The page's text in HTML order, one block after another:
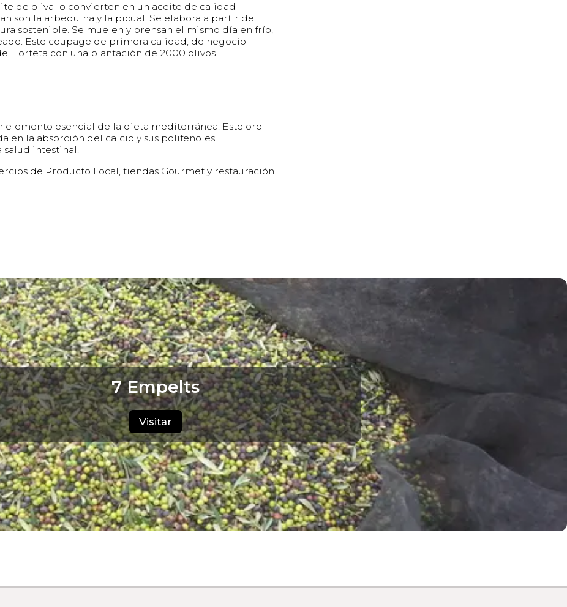
de oliva lo convierten en un aceite de calidad
son la arbequina y la picual. Se elabora a partir de
sostenible. Se muelen y prensan el mismo día en frío,
Este coupage de primera calidad, de negocio
Horteta con una plantación de 2000 olivos.
esencial de la dieta mediterránea. Este oro
en la absorción del calcio y sus polifenoles
salud intestinal.
de Producto Local, tiendas Gourmet y restauración
7 Empelts
Visitar